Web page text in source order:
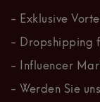
- Exklusive
- Dropshipping
- Influencer
- Werden Sie